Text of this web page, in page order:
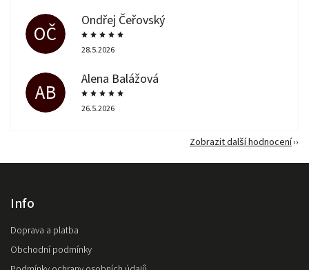
OČ
Ondřej Čeřovský
28.5.2026
AB
Alena Balážová
26.5.2026
Zobrazit další hodnocení
Info
Doprava a platba
Obchodní podmínky